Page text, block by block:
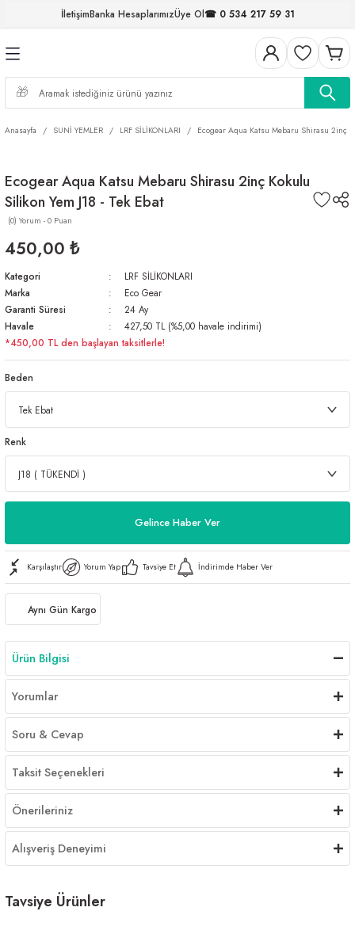
İletişimBanka HesaplarımızÜye Ol☎ 0 534 217 59 31
Geri Dön
Geri Dön
Geri Dön
MİSİNALAR
Geri Dön
FIRDÖNDÜLER
Geri Dön
Geri Dön
Geri Dön
Geri Dön
Anasayfa SUNİ YEMLER LRF SİLİKONLARI Ecogear Aqua Katsu Mebaru Shirasu 2inç
Ecogear Aqua Katsu Mebaru Shirasu 2inç Kokulu
Silikon Yem J18 - Tek Ebat
(0) Yorum - 0 Puan
450,00 ₺
Kategori
LRF SİLİKONLARI
Marka
Eco Gear
Garanti Süresi
24 Ay
Havale
427,50 TL (%5,00 havale indirimi)
*450,00 TL den başlayan taksitlerle!
Beden
Renk
Gelince Haber Ver
Karşılaştır Yorum Yap Tavsiye Et İndirimde Haber Ver
Aynı Gün Kargo
Ürün Bilgisi
Yorumlar
Soru & Cevap
Taksit Seçenekleri
Önerileriniz
Alışveriş Deneyimi
Tavsiye Ürünler